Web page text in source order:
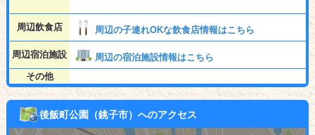
周辺飲食店 周辺の子連れOKな飲食店情報はこちら
周辺宿泊施設
周辺の宿泊施設情報はこちら
その他
後飯町公園（銚子市）へのアクセス